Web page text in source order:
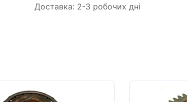
Доставка: 2-3 робочих дні